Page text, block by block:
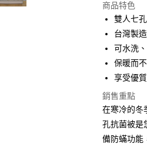
3 期 0
合作金庫
華南商業
國泰世華
臺灣中小
匯豐（台
聯邦商業
玉山商業
台新國際
6 期 0
合作金庫
華南商業
上海商業
臺灣中小
匯豐（台
聯邦商業
元大商業
LINE Pay
Apple Pay
悠遊付
ATM付款
商品特色
雙人七
台灣製
可水洗
保暖而
享受優
銷售重點
在寒冷的冬
孔抗菌被是
備防蟎功能